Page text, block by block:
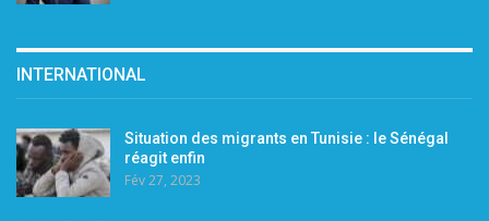
INTERNATIONAL
Situation des migrants en Tunisie : le Sénégal
réagit enfin
Fév 27, 2023